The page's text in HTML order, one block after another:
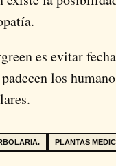
es evitar
los
PLANTAS